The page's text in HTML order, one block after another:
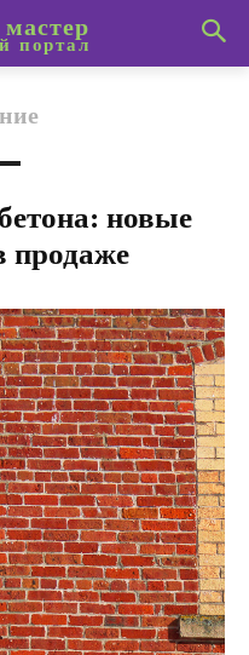
портал
новые
продаже